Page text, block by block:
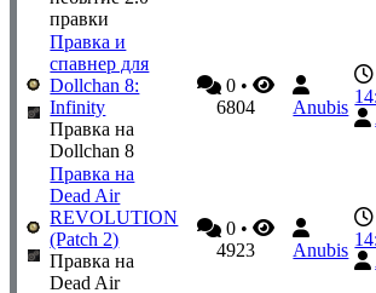
правки
Правка и
спавнер для
Dollchan 8:
Infinity
Правка на
Dollchan 8
0 •
6804
Anubis
Правка на
Dead Air
REVOLUTION
(Patch 2)
Правка на
Dead Air
0 •
4923
Anubis